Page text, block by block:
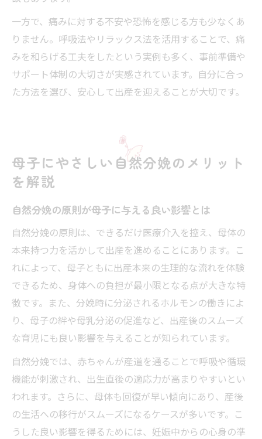
一方で、痛みに対する不安や恐怖を感じる方も少なくあ
りません。呼吸法やリラックス法を活用することで、痛
みを和らげる工夫をしたという実例も多く、事前準備や
サポート体制の大切さが実感されています。自分に合っ
た方法を選び、安心して出産を迎えることが大切です。
母子にやさしい自然分娩のメリット
を解説
自然分娩の原則が母子に与える良い影響とは
自然分娩の原則は、できるだけ医療介入を控え、母体の
本来持つ力を活かして出産を進めることにあります。こ
れによって、母子ともに出産本来の生理的な流れを体験
できるため、身体への負担が最小限となる点が大きな特
徴です。また、分娩時に分泌されるホルモンの働きによ
り、母子の絆や母乳分泌の促進など、出産後のスムーズ
な育児にも良い影響を与えることが知られています。
自然分娩では、赤ちゃんが産道を通ることで呼吸や循環
機能が刺激され、出生直後の適応力が高まりやすいとい
われます。さらに、母体も回復が早い傾向にあり、産後
の生活への移行がスムーズになるケースが多いです。こ
うした良い影響を得るためには、妊娠中からの心身の準